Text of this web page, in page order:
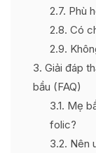
2.7 Phù
2.8 Có
2.9
3 Giải đáp
bầu (FAQ)
3.1 Mẹ
folic?
3.2 Nên